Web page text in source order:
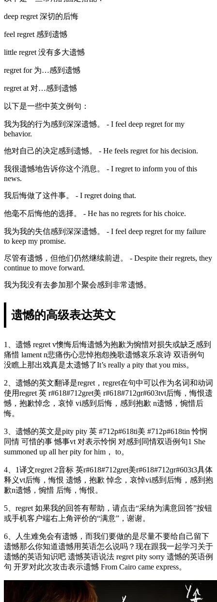
deep regret 深切的后悔
feel regret 感到遗憾
little regret 没有多大遗憾
regret for 为…感到遗憾
regret at 对…感到遗憾
以下是一些中英文例句：
我为我的行为感到深深遗憾。 - I feel deep regret for my
behavior.
他对自己的决定感到遗憾。 - He feels regret for his decision.
我很遗憾地告诉你这个消息。 - I regret to inform you of this
news.
我后悔做了这件事。 - I regret doing that.
他毫不后悔他的选择。 - He has no regrets for his choice.
我为我的失信感到深深遗憾。 - I feel deep regret for my failure
to keep my promise.
尽管有遗憾，但他们仍然继续前进。 - Despite their regrets, they
continue to move forward.
我为我没有去参加那个聚会感到非常遗憾。
遗憾的高级表达英文
1、遗憾 regret v懊悔后悔遗憾为抱歉为惋惜对损失或缺乏感到
痛惜 lament n悲痛伤心悲悼抱怨挽歌遗憾哀乐哀诗 双语例句
没瞧上那出戏真是太遗憾了It’s really a pity that you miss。
2、遗憾的英文翻译是regret，regret在句中可以作为名词和动词
使用regret 英 r#618#712gret美 r#618#712ɡr#603tvt后悔，悔恨遗
憾，抱歉悼念，哀悼 vi感到后悔，感到抱歉 n遗憾，惋惜后
悔。
3、遗憾的英文是pity pity 英 #712p#618ti美 #712p#618tin 怜悯
同情 可惜的事 憾事vt 对表示怜悯 对感到同情双语例句1 She
summoned up all her pity for him， to。
4、1译文regret 2音标 英r#618#712gret美r#618#712ɡr#603t3具体
释义vt后悔，悔恨 遗憾，抱歉 悼念，哀悼vi感到后悔，感到抱
歉n遗憾，惋惜 后悔，悔恨。
5、regret 如果我的回答有帮助，请点击“采纳为满意回答”按钮
或手机客户端右上角评价的“满意”，谢谢。
6、人生难免会有遗憾，而我们要做的是尽量不要给自己留下
遗憾那么你知道遗憾用英语怎么说吗？现在跟我一起学习关于
遗憾的英语知识吧 遗憾英语说法 regret pity sorry 遗憾的英语例
句 开罗对此次攻击表示遗憾 From Cairo came express。